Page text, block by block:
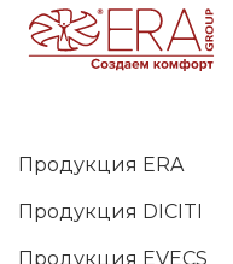
Продукция ERA
Продукция DICITI
Продукция EVECS